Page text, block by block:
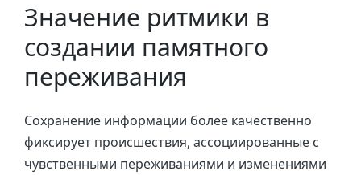
Значение ритмики в
создании памятного
переживания
Сохранение информации более качественно
фиксирует происшествия, ассоциированные с
чувственными переживаниями и изменениями